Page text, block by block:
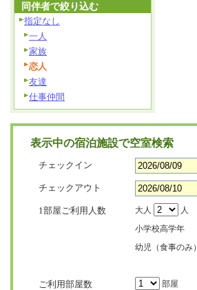
同伴者で絞り込む
指定なし
一人
家族
恋人
友達
仕事仲間
表示中の宿泊施設で空室検索
チェックイン
チェックアウト
1部屋ご利用人数 大人
人
小学校高学年
幼児（食事のみ）
ご利用部屋数 部屋